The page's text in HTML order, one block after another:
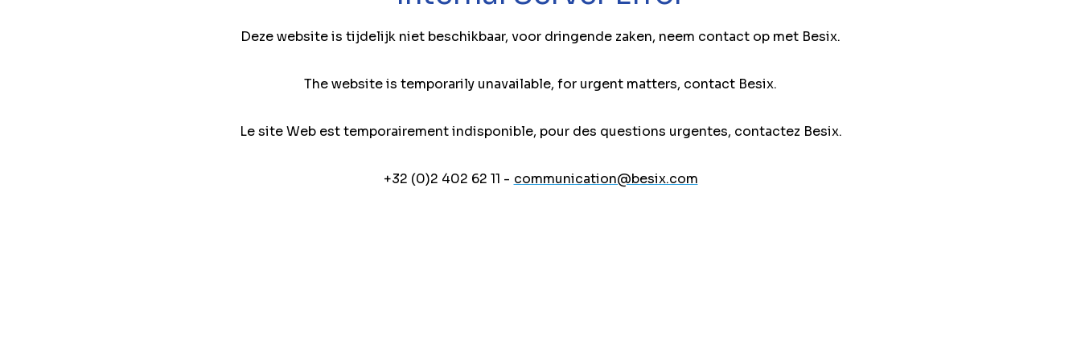
Deze website is tijdelijk niet beschikbaar, voor dringende zaken, neem contact op met Besix.
The website is temporarily unavailable, for urgent matters, contact Besix.
Le site Web est temporairement indisponible, pour des questions urgentes, contactez Besix.
+32 (0)2 402 62 11 - communication@besix.com